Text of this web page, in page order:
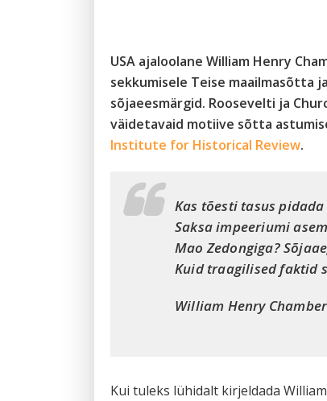
USA ajaloolane William Henry
sekkumisele Teise maailmasõtta
sõjaeesmärgid. Roosevelti ja
väidetavaid motiive sõtta
Institute for Historical Review.
Kas tõesti tasus
Saksa impeeriumi
Mao Zedongiga?
Kuid traagilised faktid
William Henry
Kui tuleks lühidalt kirjeldada